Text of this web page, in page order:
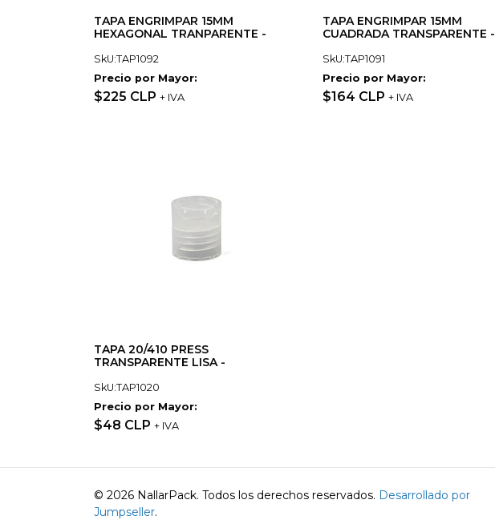
TAPA ENGRIMPAR 15MM
HEXAGONAL TRANPARENTE -
SkU:TAP1092
Precio por Mayor:
$225 CLP + IVA
TAPA ENGRIMPAR 15MM
CUADRADA TRANSPARENTE -
SkU:TAP1091
Precio por Mayor:
$164 CLP + IVA
TAPA 20/410 PRESS
TRANSPARENTE LISA -
SkU:TAP1020
Precio por Mayor:
$48 CLP + IVA
© 2026 NallarPack. Todos los derechos reservados. Desarrollado por
Jumpseller.